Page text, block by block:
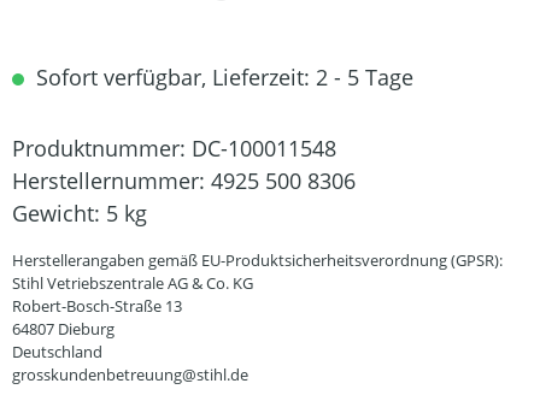
Sofort verfügbar, Lieferzeit: 2 - 5 Tage
Produktnummer: DC-100011548
Herstellernummer: 4925 500 8306
Gewicht: 5 kg
Herstellerangaben gemäß EU-Produktsicherheitsverordnung (GPSR):
Stihl Vetriebszentrale AG & Co. KG
Robert-Bosch-Straße 13
64807 Dieburg
Deutschland
grosskundenbetreuung@stihl.de